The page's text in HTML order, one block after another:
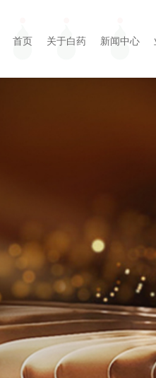
首页 关于白药 新闻中心